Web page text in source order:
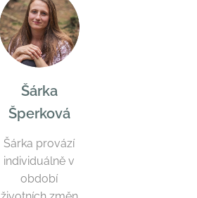
Šárka
Šperková
Šárka provází
individuálně v
období